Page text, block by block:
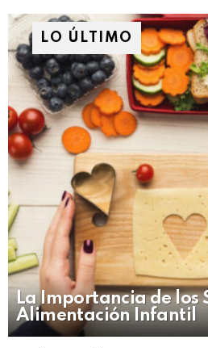
LO ÚLTIMO
La Importancia de los
Alimentación Infantil